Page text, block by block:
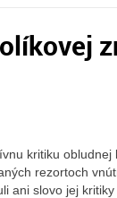
kritiku obludnej
rezortoch
ani slovo jej